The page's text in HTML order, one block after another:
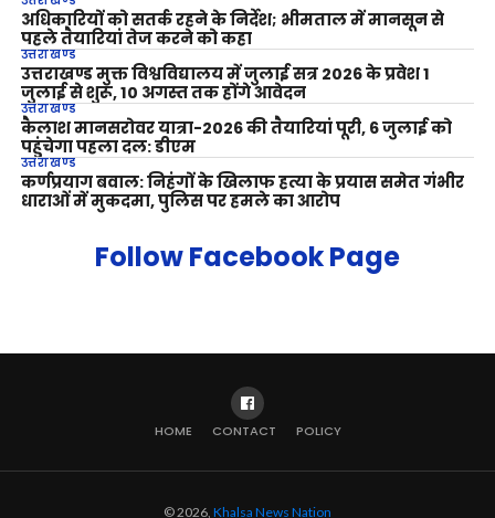
अधिकारियों को सतर्क रहने के निर्देश; भीमताल में मानसून से
पहले तैयारियां तेज करने को कहा
उत्तराखण्ड
उत्तराखण्ड मुक्त विश्वविद्यालय में जुलाई सत्र 2026 के प्रवेश 1
जुलाई से शुरू, 10 अगस्त तक होंगे आवेदन
उत्तराखण्ड
कैलाश मानसरोवर यात्रा-2026 की तैयारियां पूरी, 6 जुलाई को
पहुंचेगा पहला दल: डीएम
उत्तराखण्ड
कर्णप्रयाग बवाल: निहंगों के खिलाफ हत्या के प्रयास समेत गंभीर
धाराओं में मुकदमा, पुलिस पर हमले का आरोप
Follow Facebook Page
HOME CONTACT POLICY
© 2026, Khalsa News Nation